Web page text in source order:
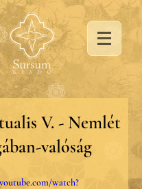
V. - Nemlét
valóság
watch?